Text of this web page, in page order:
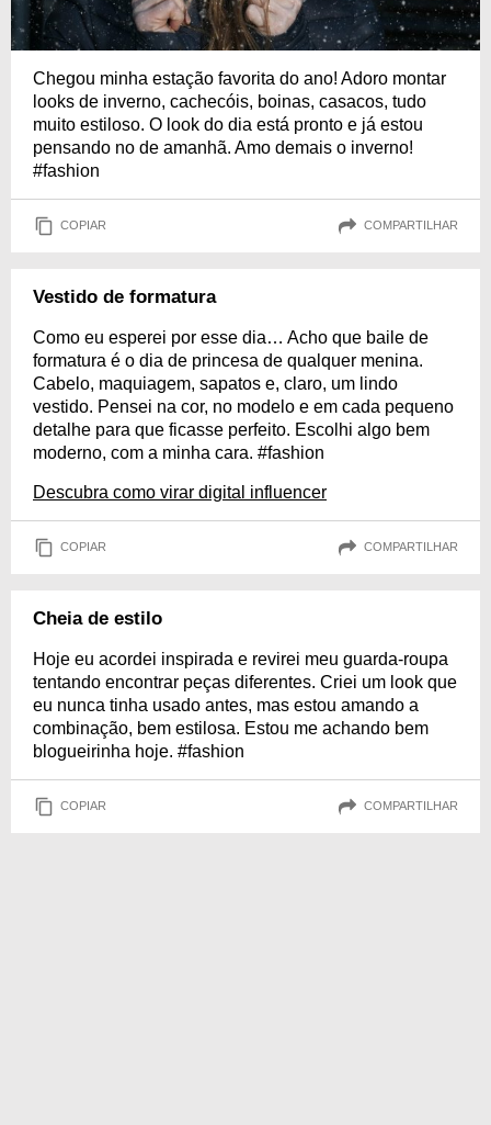
Chegou minha estação favorita do ano! Adoro montar
looks de inverno, cachecóis, boinas, casacos, tudo
muito estiloso. O look do dia está pronto e já estou
pensando no de amanhã. Amo demais o inverno!
#fashion
COPIAR COMPARTILHAR
Vestido de formatura
Como eu esperei por esse dia… Acho que baile de
formatura é o dia de princesa de qualquer menina.
Cabelo, maquiagem, sapatos e, claro, um lindo
vestido. Pensei na cor, no modelo e em cada pequeno
detalhe para que ficasse perfeito. Escolhi algo bem
moderno, com a minha cara. #fashion
Descubra como virar digital influencer
COPIAR COMPARTILHAR
Cheia de estilo
Hoje eu acordei inspirada e revirei meu guarda-roupa
tentando encontrar peças diferentes. Criei um look que
eu nunca tinha usado antes, mas estou amando a
combinação, bem estilosa. Estou me achando bem
blogueirinha hoje. #fashion
COPIAR COMPARTILHAR